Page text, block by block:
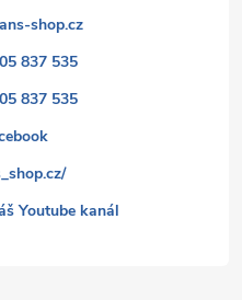
shop.cz
837 535
837 535
Youtube kanál